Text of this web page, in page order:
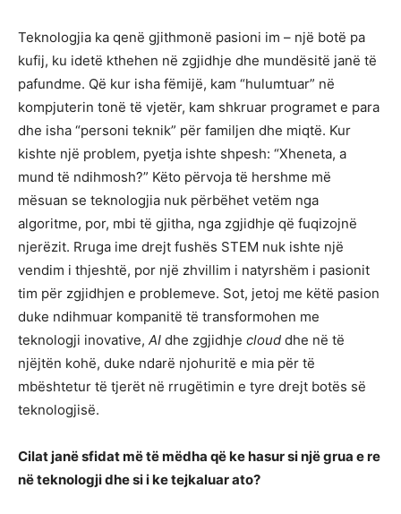
Teknologjia ka qenë gjithmonë pasioni im – një botë pa
kufij, ku idetë kthehen në zgjidhje dhe mundësitë janë të
pafundme. Që kur isha fëmijë, kam “hulumtuar” në
kompjuterin tonë të vjetër, kam shkruar programet e para
dhe isha “personi teknik” për familjen dhe miqtë. Kur
kishte një problem, pyetja ishte shpesh: “Xheneta, a
mund të ndihmosh?” Këto përvoja të hershme më
mësuan se teknologjia nuk përbëhet vetëm nga
algoritme, por, mbi të gjitha, nga zgjidhje që fuqizojnë
njerëzit. Rruga ime drejt fushës STEM nuk ishte një
vendim i thjeshtë, por një zhvillim i natyrshëm i pasionit
tim për zgjidhjen e problemeve. Sot, jetoj me këtë pasion
duke ndihmuar kompanitë të transformohen me
teknologji inovative, AI dhe zgjidhje cloud dhe në të
njëjtën kohë, duke ndarë njohuritë e mia për të
mbështetur të tjerët në rrugëtimin e tyre drejt botës së
teknologjisë.
Cilat janë sfidat më të mëdha që ke hasur si një grua e re
në teknologji dhe si i ke tejkaluar ato?